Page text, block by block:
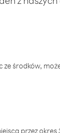
środków,
przez okres